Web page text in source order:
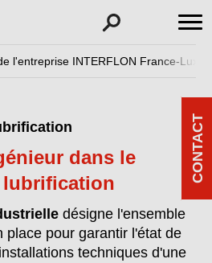
l'entreprise INTERFLON France-
dans le
lubrification
désigne l'ensemble
place pour garantir l'état de
techniques d'une
CONTACT